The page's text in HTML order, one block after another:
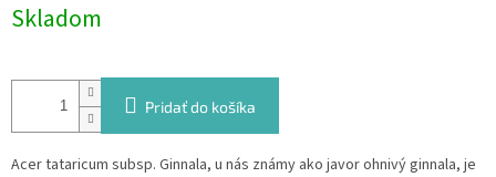
cena:
Skladom
Pridať do košíka
Acer tataricum subsp. Ginnala, u nás známy ako javor ohnivý ginnala, je